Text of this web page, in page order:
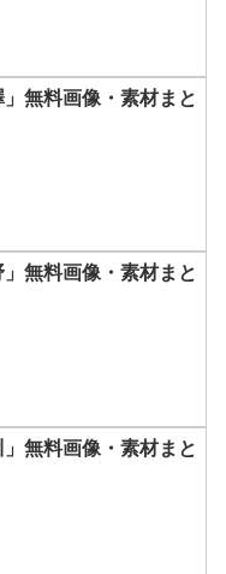
無料画像・素材まと
無料画像・素材まと
無料画像・素材まと